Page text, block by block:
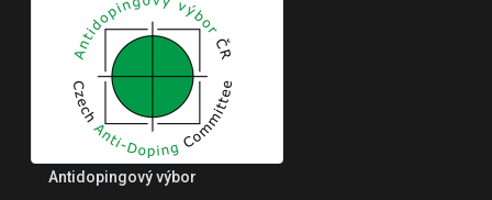
Antidopingový výbor